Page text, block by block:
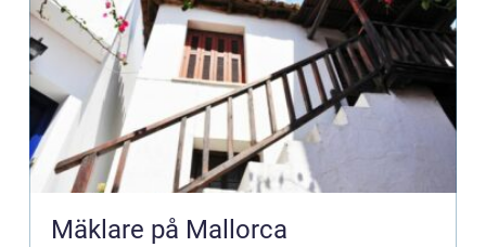
Mäklare på Mallorca